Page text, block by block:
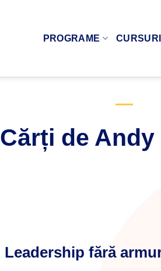
PROGRAME CURSURI
Cărți de Andy
Leadership fără